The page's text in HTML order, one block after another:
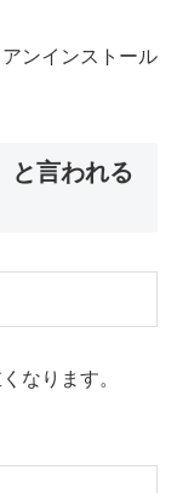
ンインストール
と言われる
なります。